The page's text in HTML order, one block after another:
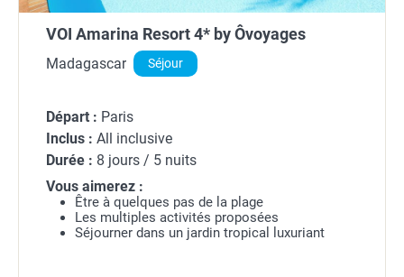
VOI Amarina Resort 4* by Ôvoyages
Madagascar Séjour
Départ : Paris
Inclus : All inclusive
Durée : 8 jours / 5 nuits
Vous aimerez :
Être à quelques pas de la plage
Les multiples activités proposées
Séjourner dans un jardin tropical luxuriant